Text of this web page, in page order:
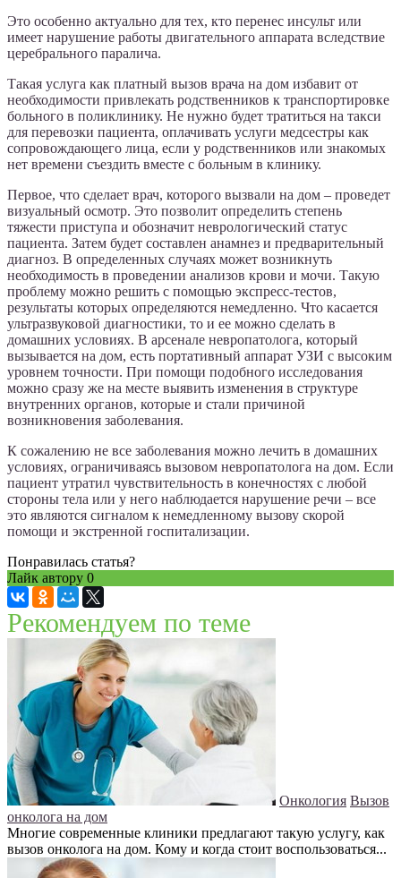
Это особенно актуально для тех, кто перенес инсульт или
имеет нарушение работы двигательного аппарата вследствие
церебрального паралича.
Такая услуга как платный вызов врача на дом избавит от
необходимости привлекать родственников к транспортировке
больного в поликлинику. Не нужно будет тратиться на такси
для перевозки пациента, оплачивать услуги медсестры как
сопровождающего лица, если у родственников или знакомых
нет времени съездить вместе с больным в клинику.
Первое, что сделает врач, которого вызвали на дом – проведет
визуальный осмотр. Это позволит определить степень
тяжести приступа и обозначит неврологический статус
пациента. Затем будет составлен анамнез и предварительный
диагноз. В определенных случаях может возникнуть
необходимость в проведении анализов крови и мочи. Такую
проблему можно решить с помощью экспресс-тестов,
результаты которых определяются немедленно. Что касается
ультразвуковой диагностики, то и ее можно сделать в
домашних условиях. В арсенале невропатолога, который
вызывается на дом, есть портативный аппарат УЗИ с высоким
уровнем точности. При помощи подобного исследования
можно сразу же на месте выявить изменения в структуре
внутренних органов, которые и стали причиной
возникновения заболевания.
К сожалению не все заболевания можно лечить в домашних
условиях, ограничиваясь вызовом невропатолога на дом. Если
пациент утратил чувствительность в конечностях с любой
стороны тела или у него наблюдается нарушение речи – все
это являются сигналом к немедленному вызову скорой
помощи и экстренной госпитализации.
Понравилась статья?
Лайк автору 0
Рекомендуем по теме
Онкология Вызов
онколога на дом
Многие современные клиники предлагают такую услугу, как
вызов онколога на дом. Кому и когда стоит воспользоваться...